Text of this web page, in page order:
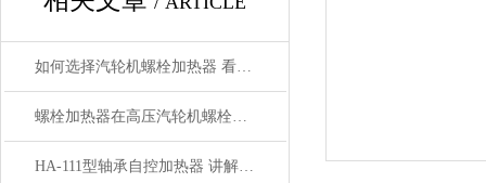
如何选择汽轮机螺栓加热器 看了规格就明白了
螺栓加热器在高压汽轮机螺栓拆装中的应用
HA-111型轴承自控加热器 讲解使用方法